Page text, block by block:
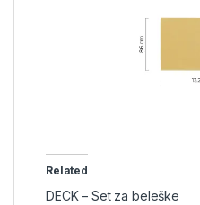
Related
DECK – Set za beleške